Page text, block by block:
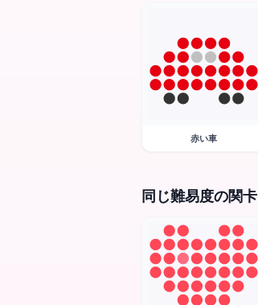
赤い車
同じ難易度の関卡